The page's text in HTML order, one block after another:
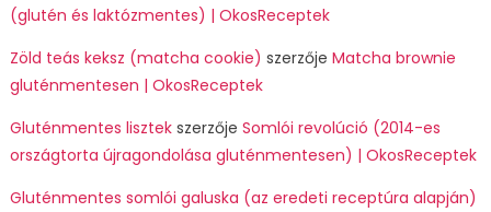
(glutén és laktózmentes) | OkosReceptek
Zöld teás keksz (matcha cookie) szerzője Matcha brownie
gluténmentesen | OkosReceptek
Gluténmentes lisztekszerzője Somlói revolúció (2014-es
országtorta újragondolása gluténmentesen) | OkosReceptek
Gluténmentes somlói galuska (az eredeti receptúra alapján)